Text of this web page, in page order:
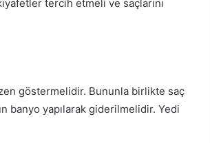
tercih etmeli ve saçlarını
göstermelidir. Bununla birlikte saç
banyo yapılarak giderilmelidir. Yedi